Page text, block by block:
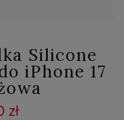
Silicone
iPhone 17
zł